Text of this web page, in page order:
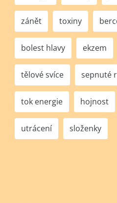
zánět toxiny
bolest hlavy ekzem
tělové svíce sepnuté
tok energie hojnost
utrácení složenky